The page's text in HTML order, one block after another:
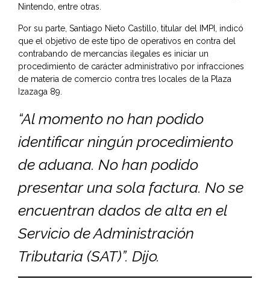
Nintendo, entre otras.
Por su parte, Santiago Nieto Castillo, titular del IMPI, indicó
que el objetivo de este tipo de operativos en contra del
contrabando de mercancías ilegales es iniciar un
procedimiento de carácter administrativo por infracciones
de materia de comercio contra tres locales de la Plaza
Izazaga 89.
“Al momento no han podido
identificar ningún procedimiento
de aduana. No han podido
presentar una sola factura. No se
encuentran dados de alta en el
Servicio de Administración
Tributaria (SAT)”. Dijo.